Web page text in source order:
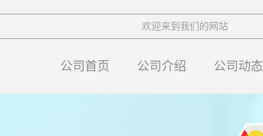
欢迎来到我们的网站
公司首页 公司介绍 公司动态